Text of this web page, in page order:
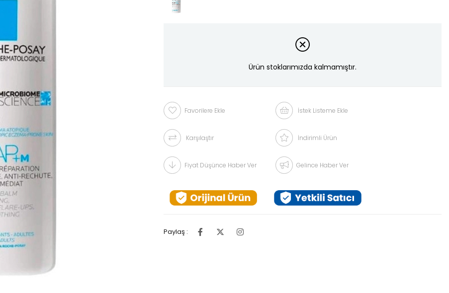
Ürün stoklarımızda kalmamıştır.
Favorilere Ekle İstek Listeme Ekle
Karşılaştır İndirimli Ürün
Fiyat Düşünce Haber Ver Gelince Haber Ver
Paylaş :